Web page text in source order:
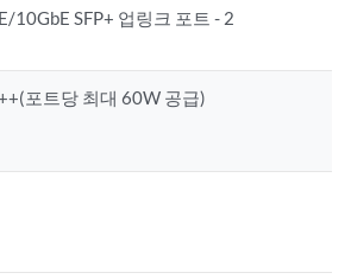
10GbE SFP+ 업링크 포트 - 2
포트당 최대 60W 공급)